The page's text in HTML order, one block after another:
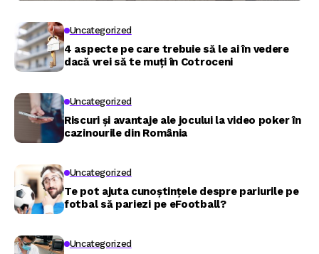
Uncategorized
4 aspecte pe care trebuie să le ai în vedere
dacă vrei să te muți în Cotroceni
Uncategorized
Riscuri și avantaje ale jocului la video poker în
cazinourile din România
Uncategorized
Te pot ajuta cunoștințele despre pariurile pe
fotbal să pariezi pe eFootball?
Uncategorized